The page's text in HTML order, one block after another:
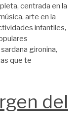
centrada en la
arte en la
infantiles,
gironina,
que te
del